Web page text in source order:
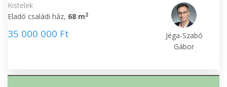
Kistelek
Eladó családi ház, 68 m2
35 000 000 Ft
Jéga-Szabó
Gábor